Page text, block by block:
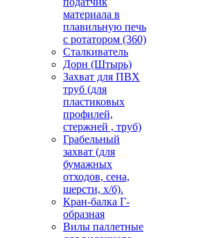
материала в
плавильную печь
с ротатором (360)
Сталкиватель
Дорн (Штырь)
Захват для ПВХ
труб (для
пластиковых
профилей,
стержней , труб)
Грабельный
захват (для
бумажных
отходов, сена,
шерсти, х/б).
Кран-балка Г-
образная
Вилы паллетные